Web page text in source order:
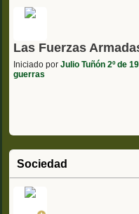
Las Fuerzas
Iniciado por Julio Tuñón 2º de
guerras
Sociedad